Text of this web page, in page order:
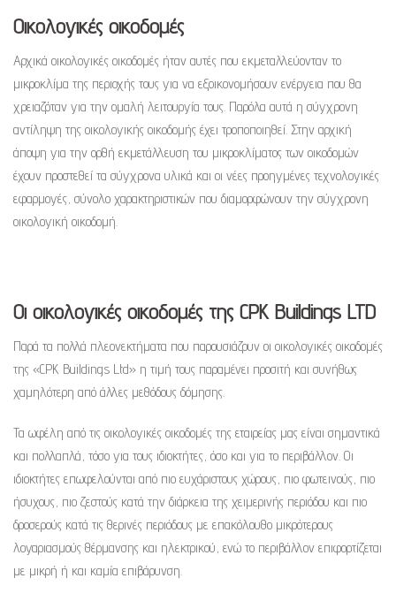
Οικολογικές οικοδομές
Αρχικά οικολογικές οικοδομές ήταν αυτές που εκμεταλλεύονταν το
μικροκλίμα της περιοχής τους για να εξοικονομήσουν ενέργεια που θα
χρειαζόταν για την ομαλή λειτουργία τους. Παρόλα αυτά η σύγχρονη
αντίληψη της οικολογικής οικοδομής έχει τροποποιηθεί. Στην αρχική
άποψη για την ορθή εκμετάλλευση του μικροκλίματος των οικοδομών
έχουν προστεθεί τα σύγχρονα υλικά και οι νέες προηγμένες τεχνολογικές
εφαρμογές, σύνολο χαρακτηριστικών που διαμορφώνουν την σύγχρονη
οικολογική οικοδομή.
Οι οικολογικές οικοδομές της CPK Buildings LTD
Παρά τα πολλά πλεονεκτήματα που παρουσιάζουν οι οικολογικές οικοδομές
της «CPK Buildings Ltd» η τιμή τους παραμένει προσιτή και συνήθως
χαμηλότερη από άλλες μεθόδους δόμησης.
Τα ωφέλη από τις οικολογικές οικοδομές της εταιρείας μας είναι σημαντικά
και πολλαπλά, τόσο για τους ιδιοκτήτες, όσο και για το περιβάλλον. Οι
ιδιοκτήτες επωφελούνται από πιο ευχάριστους χώρους, πιο φωτεινούς, πιο
ήσυχους, πιο ζεστούς κατά την διάρκεια της χειμερινής περιόδου και πιο
δροσερούς κατά τις θερινές περιόδους με επακόλουθο μικρότερους
λογαριασμούς θέρμανσης και ηλεκτρικού, ενώ το περιβάλλον επιφορτίζεται
με μικρή ή και καμία επιβάρυνση.